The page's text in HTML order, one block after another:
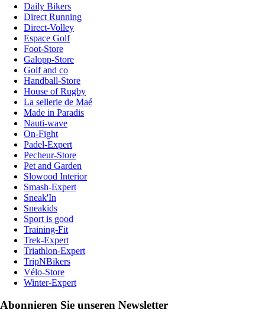
Daily Bikers
Direct Running
Direct-Volley
Espace Golf
Foot-Store
Galopp-Store
Golf and co
Handball-Store
House of Rugby
La sellerie de Maé
Made in Paradis
Nauti-wave
On-Fight
Padel-Expert
Pecheur-Store
Pet and Garden
Slowood Interior
Smash-Expert
Sneak'In
Sneakids
Sport is good
Training-Fit
Trek-Expert
Triathlon-Expert
TripNBikers
Vélo-Store
Winter-Expert
Abonnieren Sie unseren Newsletter